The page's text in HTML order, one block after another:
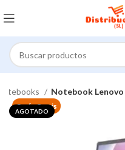
Notebook Lenovo
AGOTADO
Envío Gratis